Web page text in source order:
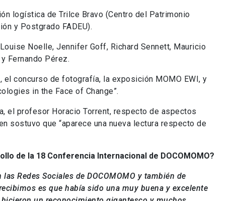
logística de Trilce Bravo (Centro del Patrimonio
y Postgrado FADEU).
Noelle, Jennifer Goff, Richard Sennett, Mauricio
Fernando Pérez.
concurso de fotografía, la exposición MOMO EWI, y
in the Face of Change”.
el profesor Horacio Torrent, respecto de aspectos
sostuvo que “aparece una nueva lectura respecto de
de la 18 Conferencia Internacional de DOCOMOMO?
Redes Sociales de DOCOMOMO y también de
es que había sido una muy buena y excelente